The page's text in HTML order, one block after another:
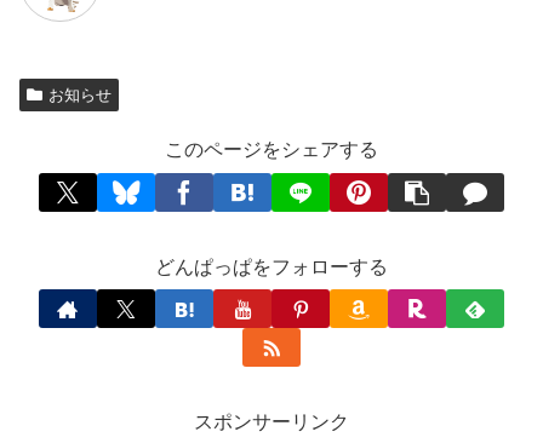
お知らせ
このページをシェアする
どんぱっぱをフォローする
スポンサーリンク